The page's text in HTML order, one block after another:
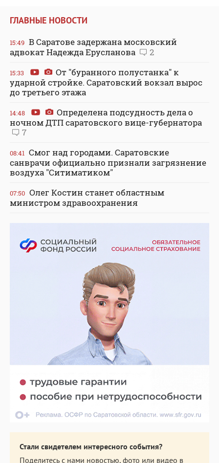
ГЛАВНЫЕ НОВОСТИ
15:49 В Саратове задержана московский
адвокат Надежда Ерусланова
2
15:33
От "буранного полустанка" к
ударной стройке. Саратовский вокзал вырос
до третьего этажа
14:48
Определена подсудность дела о
ночном ДТП саратовского вице-губернатора
7
08:41 Смог над городами. Саратовские
санврачи официально признали загрязнение
воздуха "Ситиматиком"
07:50 Олег Костин станет областным
министром здравоохранения
Стали свидетелем интересного события?
Поделитесь с нами новостью, фото или видео в